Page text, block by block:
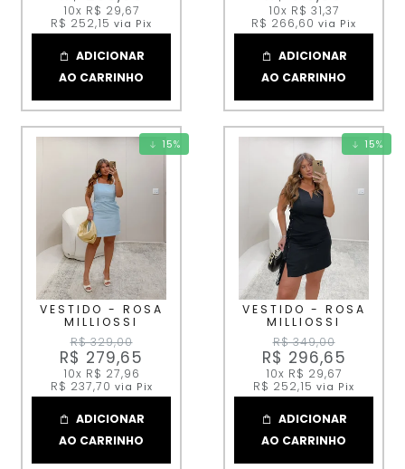
10x R$ 29,67
R$ 252,15 via Pix
ADICIONAR
AO CARRINHO
10x R$ 31,37
R$ 266,60 via Pix
ADICIONAR
AO CARRINHO
15%
VESTIDO - ROSA
MILLIOSSI
R$ 329,00
R$ 279,65
10x R$ 27,96
R$ 237,70 via Pix
ADICIONAR
AO CARRINHO
15%
VESTIDO - ROSA
MILLIOSSI
R$ 349,00
R$ 296,65
10x R$ 29,67
R$ 252,15 via Pix
ADICIONAR
AO CARRINHO